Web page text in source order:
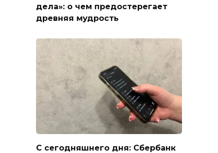
дела»: о чем предостерегает
древняя мудрость
С сегодняшнего дня: Сбербанк